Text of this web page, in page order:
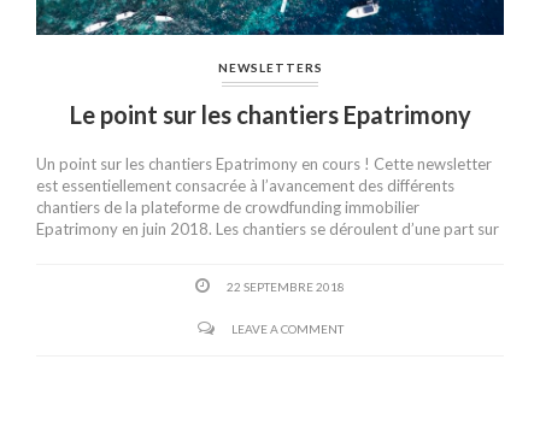
NEWSLETTERS
Le point sur les chantiers Epatrimony
Un point sur les chantiers Epatrimony en cours ! Cette newsletter
est essentiellement consacrée à l’avancement des différents
chantiers de la plateforme de crowdfunding immobilier
Epatrimony en juin 2018. Les chantiers se déroulent d’une part sur
22 SEPTEMBRE 2018
LEAVE A COMMENT